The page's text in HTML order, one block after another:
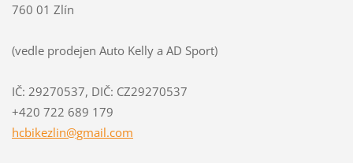
760 01 Zlín
(vedle prodejen Auto Kelly a AD Sport)
IČ: 29270537, DIČ: CZ29270537
+420 722 689 179
hcbikezlin@gmail.com